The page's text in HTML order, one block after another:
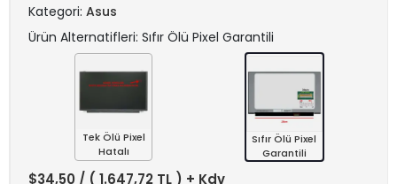
Kategori: Asus
Ürün Alternatifleri: Sıfır Ölü Pixel Garantili
Tek Ölü Pixel
Hatalı
Sıfır Ölü Pixel
Garantili
$34,50 / ( 1.647,72 TL ) + Kdv